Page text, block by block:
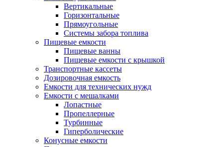
Вертикальные
Горизонтальные
Прямоугольные
Системы забора топлива
Пищевые емкости
Пищевые ванны
Пищевые емкости с крышкой
Транспортные кассеты
Дозировочная емкость
Емкости для технических нужд
Емкости с мешалками
Лопастные
Пропеллерные
Турбинные
Гиперболические
Конусные емкости